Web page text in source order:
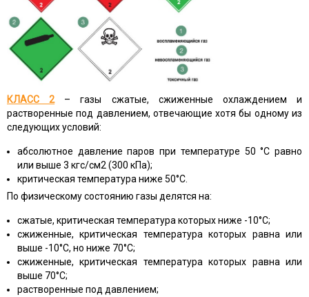
КЛАСС 2– газы сжатые, сжиженные охлаждением и
растворенные под давлением, отвечающие хотя бы одному из
следующих условий:
абсолютное давление паров при температуре 50 °С равно
или выше 3 кгс/см2 (300 кПа);
критическая температура ниже 50°С.
По физическому состоянию газы делятся на:
сжатые, критическая температура которых ниже -10°С;
сжиженные, критическая температура которых равна или
выше -10°С, но ниже 70°С;
сжиженные, критическая температура которых равна или
выше 70°С;
растворенные под давлением;